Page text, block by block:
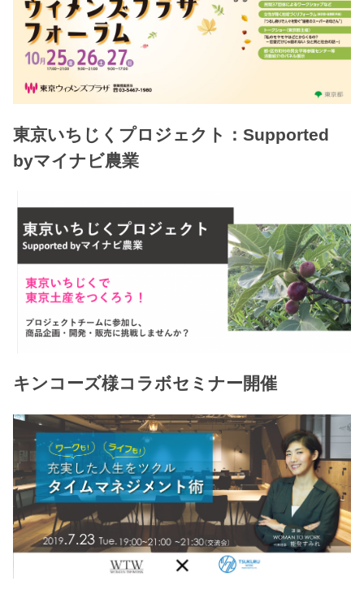
東京いちじくプロジェクト：Supported
byマイナビ農業
キンコーズ様コラボセミナー開催